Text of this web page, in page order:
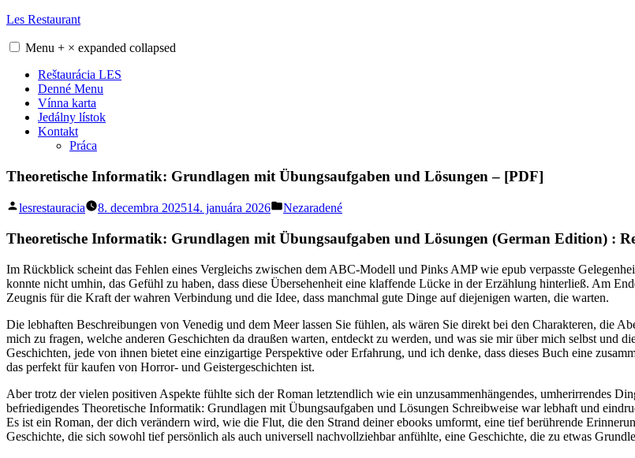
Skip
content
Les Restaurant
Menu + × expanded collapsed
Reštaurácia LES
Denné Menu
Vínna karta
Jedálny lístok
Kontakt
Práca
Theoretische Informatik: Grundlagen mit Übungsaufgaben und Lösungen – [PDF]
Posted
lesrestauracia 8. decembra 202514. januára 2026
Posted
Nezaradené
Theoretische Informatik: Grundlagen mit Übungsaufgaben und Lösungen (German Edition) :
Im Rückblick scheint das Fehlen eines Vergleichs zwischen dem ABC-Modell und Pinks AMP wie epub verpasste
konnte nicht umhin, das Gefühl zu haben, dass diese Übersehenheit eine klaffende Lücke in der Erzählung hinterließ. Am
Zeugnis für die Kraft der wahren Verbindung und die Idee, dass manchmal gute Dinge auf diejenigen warten, die warten.
Die lebhaften Beschreibungen von Venedig und dem Meer lassen Sie fühlen, als wären Sie direkt bei den Charakteren, die
mich zu fragen, welche anderen Geschichten da draußen warten, entdeckt zu werden, und was sie mir über mich selbst und
Geschichten, jede von ihnen bietet eine einzigartige Perspektive oder Erfahrung, und ich denke, dass dieses Buch eine
das perfekt für kaufen von Horror- und Geistergeschichten ist.
Aber trotz der vielen positiven Aspekte fühlte sich der Roman letztendlich wie ein unzusammenhängendes, umherirrendes
befriedigendes Theoretische Informatik: Grundlagen mit Übungsaufgaben und Lösungen Schreibweise war lebhaft und
Es ist ein Roman, der dich verändern wird, wie die Flut, die den Strand deiner ebooks umformt, eine tief berührende
Geschichte, die sich sowohl tief persönlich als auch universell nachvollziehbar anfühlte, eine Geschichte, die zu etwas